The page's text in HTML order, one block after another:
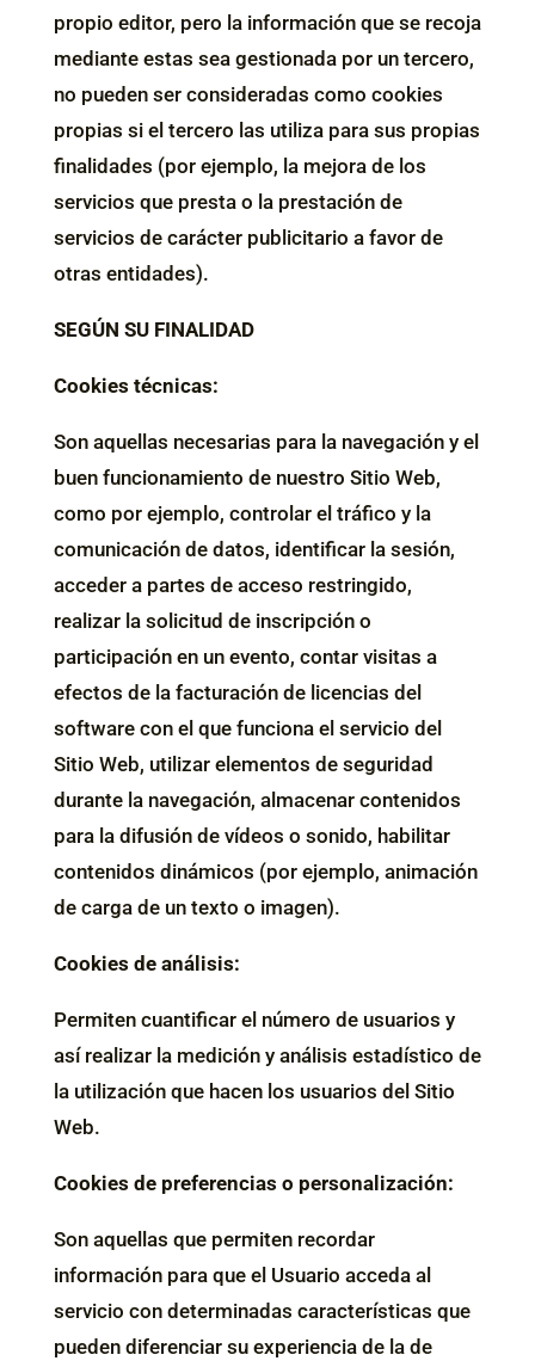
propio editor, pero la información que se recoja
mediante estas sea gestionada por un tercero,
no pueden ser consideradas como cookies
propias si el tercero las utiliza para sus propias
finalidades (por ejemplo, la mejora de los
servicios que presta o la prestación de
servicios de carácter publicitario a favor de
otras entidades).
SEGÚN SU FINALIDAD
Cookies técnicas:
Son aquellas necesarias para la navegación y el
buen funcionamiento de nuestro Sitio Web,
como por ejemplo, controlar el tráfico y la
comunicación de datos, identificar la sesión,
acceder a partes de acceso restringido,
realizar la solicitud de inscripción o
participación en un evento, contar visitas a
efectos de la facturación de licencias del
software con el que funciona el servicio del
Sitio Web, utilizar elementos de seguridad
durante la navegación, almacenar contenidos
para la difusión de vídeos o sonido, habilitar
contenidos dinámicos (por ejemplo, animación
de carga de un texto o imagen).
Cookies de análisis:
Permiten cuantificar el número de usuarios y
así realizar la medición y análisis estadístico de
la utilización que hacen los usuarios del Sitio
Web.
Cookies de preferencias o personalización:
Son aquellas que permiten recordar
información para que el Usuario acceda al
servicio con determinadas características que
pueden diferenciar su experiencia de la de